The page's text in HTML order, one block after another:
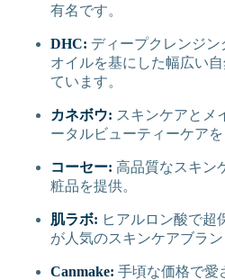
有名です。
DHC: ディープクレンジ
オイルを基にした幅広い
ています。
カネボウ: スキンケアとメ
ータルビューティーケアを
コーセー: 高品質なスキン
粧品を提供。
肌ラボ: ヒアルロン酸で超
が人気のスキンケアブラン
Canmake: 手頃な価格で愛